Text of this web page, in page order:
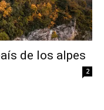
de los alpes
2